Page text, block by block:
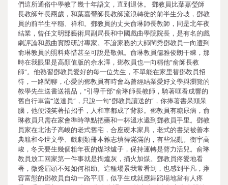
們這所通俗中學教了幾十年語文，直到退休。 鄧教員比葉嘉瑩師
長教師年長兩歲，和葉嘉瑩師長教師流浪轉徙的前半生分歧，鄧教
員的前半生平穩、祥和。鄧教員的丈夫俞琳師長教師，同是北年夜
結業，曾任文明部藝術局副局長和中國戲曲學院院長，是有名的戲
劇評論和戲曲實際研討專家。不諳家務的大師閨秀鄧教員一向遭到
俞琳教員的照料疼惜甚至可說是敬佩。俞琳教員儒雅俊朗干練，那
時在我眼里是高顏值版的余永澤，鄧教員也一向稱他“俞師長教
師”。他熟習鄧教員愛好的每一位先生，不單能在家里替鄧教員招
待，一路閑聊，心愛的鄧教員有時會為曾經結業愛好文學與瀏覽的
教學先生送書送禮品，“引導干部”俞琳師長教師，騎著哐看成響的
舊自行車當“送達員”，只說一句“鄧教員讓送的”，你捧著書呆頭呆
腦，他便淺笑著招招手，人和車都成了背影。鄧教員有糖尿病，俞
琳教員只需在家會準時準點把藥和一杯溫水遞到鄧教員手里。鄧教
員家在北池子高峻的老式舊宅，合座硬木家具，老式的書架被善本
典籍和今世文學、戲劇類冊本雜志填得滿滿的，有些混亂。衡宇高
峻，冬天要生幾個粗年夜的煤球爐子，保持運轉是膂力活兒。俞琳
教員放工回家第一件事就是掏爐灰，捅火加煤。鄧教員疼愛地看
著，微蹙眉頭不知如何相助。這種場景我常看到，也感到平凡，雍
容富態的鄧教員自幼一路平順，似乎生成就應舞蹈場地當有人疼